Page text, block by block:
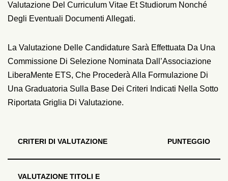
Valutazione Del Curriculum Vitae Et Studiorum Nonché
Degli Eventuali Documenti Allegati.
La Valutazione Delle Candidature Sarà Effettuata Da Una
Commissione Di Selezione Nominata Dall’Associazione
LiberaMente ETS, Che Procederà Alla Formulazione Di
Una Graduatoria Sulla Base Dei Criteri Indicati Nella Sotto
Riportata Griglia Di Valutazione.
CRITERI DI VALUTAZIONE PUNTEGGIO
VALUTAZIONE TITOLI E